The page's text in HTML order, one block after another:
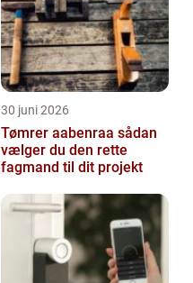
30 juni 2026
Tømrer aabenraa sådan
vælger du den rette
fagmand til dit projekt